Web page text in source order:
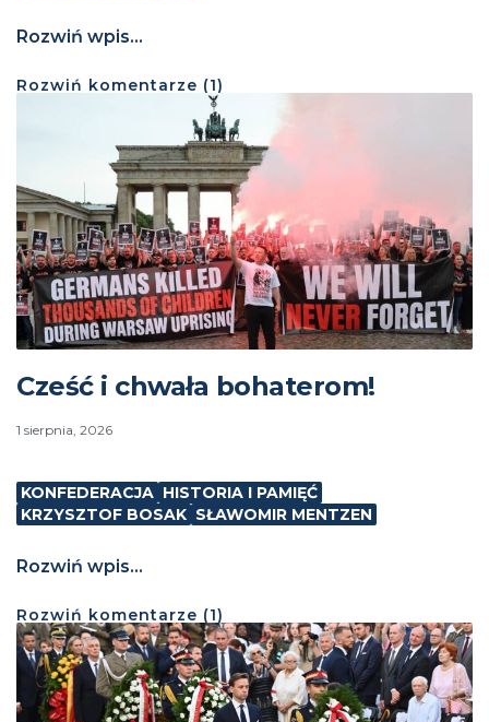
Rozwiń wpis...
Rozwiń komentarze (1)
Cześć i chwała bohaterom!
1 sierpnia, 2026
KONFEDERACJA HISTORIA I PAMIĘĆ
KRZYSZTOF BOSAK SŁAWOMIR MENTZEN
Rozwiń wpis...
Rozwiń komentarze (1)